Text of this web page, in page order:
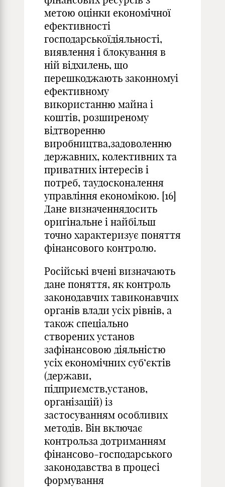
метою оцінки економічної
ефективності
господарськоїдіяльності,
виявлення і блокування в
ній відхилень, що
перешкоджають законномуі
ефективному
використанню майна і
коштів, розширеному
відтворенню
виробництва,задоволенню
державних, колективних та
приватних інтересів і
потреб, таудосконалення
управління економікою. [16]
Дане визначеннядосить
оригінальне і найбільш
точно характеризує поняття
фінансового контролю.
Російські вчені визначають
дане поняття, як контроль
законодавчих тавиконавчих
органів влади усіх рівнів, а
також спеціально
створених установ
зафінансовою діяльністю
усіх економічних суб’єктів
(держави,
підприємств,установ,
організацій) із
застосуванням особливих
методів. Він включає
контрольза дотриманням
фінансово-господарського
законодавства в процесі
формування